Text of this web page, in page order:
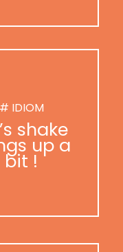
IDIOM
shake
up a
bit !